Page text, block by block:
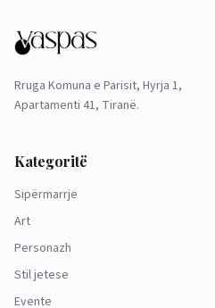
Rruga Komuna e Parisit, Hyrja 1,
Apartamenti 41, Tiranë.
Kategoritë
Sipërmarrje
Art
Personazh
Stil jetese
Evente